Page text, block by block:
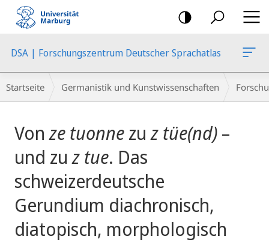
Mobile-
Navigation
DSA | Forschungszentrum Deutscher Sprachatlas
Breadcrumb-
Navigation
Startseite Germanistik und Kunstwissenschaften
Vonze tuonnezuz tüe(nd)–
und zuz tue. Das
schweizerdeutsche
Gerundium diachronisch,
diatopisch, morphologisch